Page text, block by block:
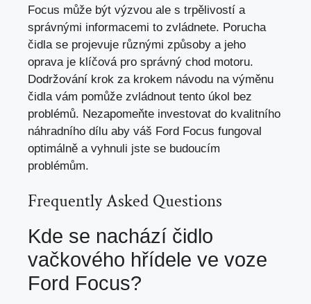
Focus může být výzvou ale s trpělivostí a
správnými informacemi to zvládnete. Porucha
čidla se projevuje různými způsoby a jeho
oprava je klíčová pro správný chod motoru.
Dodržování krok za krokem návodu na výměnu
čidla vám pomůže zvládnout tento úkol bez
problémů. Nezapomeňte investovat do kvalitního
náhradního dílu aby váš Ford Focus fungoval
optimálně a vyhnuli jste se budoucím
problémům.
Frequently Asked Questions
Kde se nachází čidlo
vačkového hřídele ve voze
Ford Focus?